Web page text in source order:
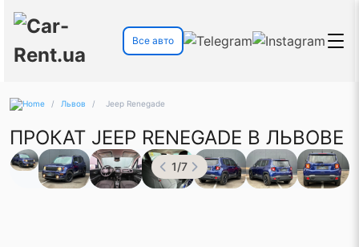
Все авто
/ Львов / Jeep Renegade
ПРОКАТ JEEP RENEGADE В ЛЬВОВЕ
1/7